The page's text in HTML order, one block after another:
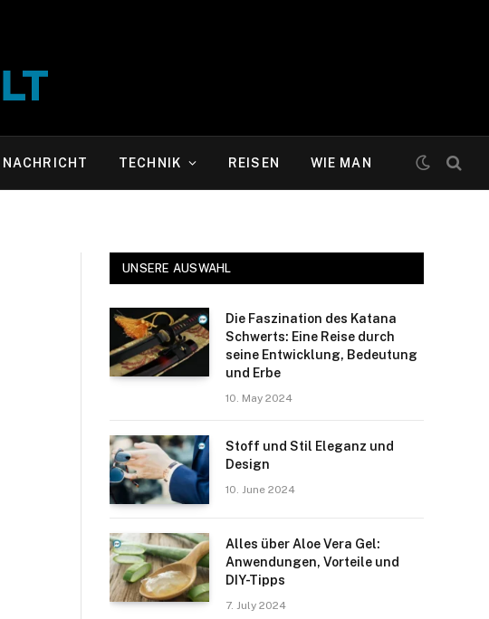
NACHRICHT TECHNIK REISEN WIE MAN
UNSERE AUSWAHL
Die Faszination des Katana
Schwerts: Eine Reise durch
seine Entwicklung, Bedeutung
und Erbe
10. May 2024
Stoff und Stil Eleganz und
Design
10. June 2024
Alles über Aloe Vera Gel:
Anwendungen, Vorteile und
DIY-Tipps
7. July 2024